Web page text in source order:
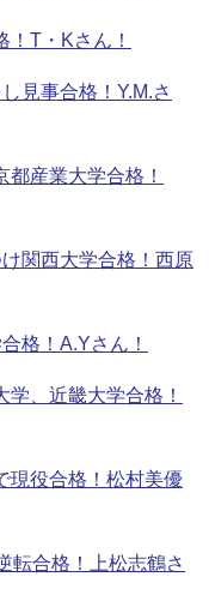
T・Kさん！
見事合格！Y.M.さ
産業大学合格！
関西大学合格！西原
格！A.Yさん！
、近畿大学合格！
現役合格！松村美優
転合格！上松志鶴さ